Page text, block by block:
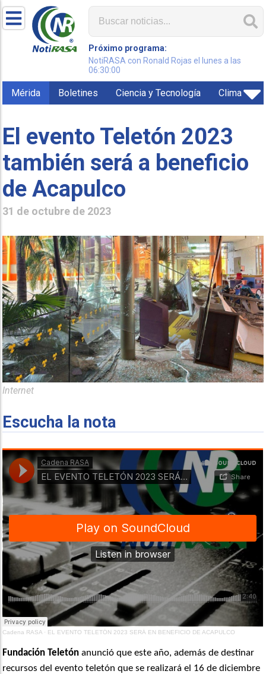
Próximo programa:
NotiRASA con Ronald Rojas el lunes a las
06:30:00
Mérida Boletines Ciencia y Tecnología Clima
El evento Teletón 2023
también será a beneficio
de Acapulco
31 de octubre de 2023
Internet
Escucha la nota
Cadena RASA · EL EVENTO TELETÓN 2023 SERÁ EN BENEFICIO DE ACAPULCO
Fundación Teletón anunció que este año, además de destinar
recursos del evento teletón que se realizará el 16 de diciembre